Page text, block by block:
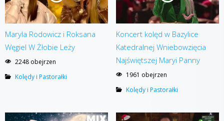
Maryla Rodowicz i Roksana
Węgiel W Żłobie Leży
2248 obejrzen
Kolędy i Pastorałki
Koncert kolęd w Bazylice
Katedralnej Wniebowzięcia
Najświętszej Maryi Panny
1961 obejrzen
Kolędy i Pastorałki